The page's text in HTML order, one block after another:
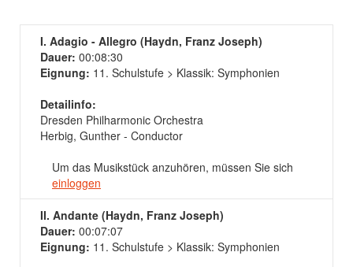
I. Adagio - Allegro (Haydn, Franz Joseph)
Dauer: 00:08:30
Eignung: 11. Schulstufe > Klassik: Symphonien
Detailinfo:
Dresden Philharmonic Orchestra
Herbig, Gunther - Conductor
Um das Musikstück anzuhören, müssen Sie sich
einloggen
II. Andante (Haydn, Franz Joseph)
Dauer: 00:07:07
Eignung: 11. Schulstufe > Klassik: Symphonien